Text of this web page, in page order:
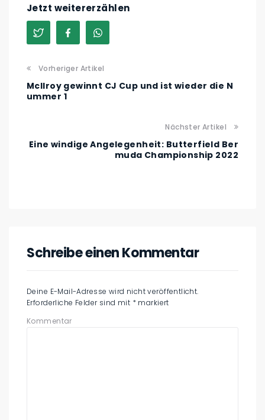
Jetzt weitererzählen
Vorheriger Artikel
McIlroy gewinnt CJ Cup und ist wieder die N
ummer 1
Nächster Artikel
Eine windige Angelegenheit: Butterfield Ber
muda Championship 2022
Schreibe einen Kommentar
Deine E-Mail-Adresse wird nicht veröffentlicht.
Erforderliche Felder sind mit * markiert
Kommentar